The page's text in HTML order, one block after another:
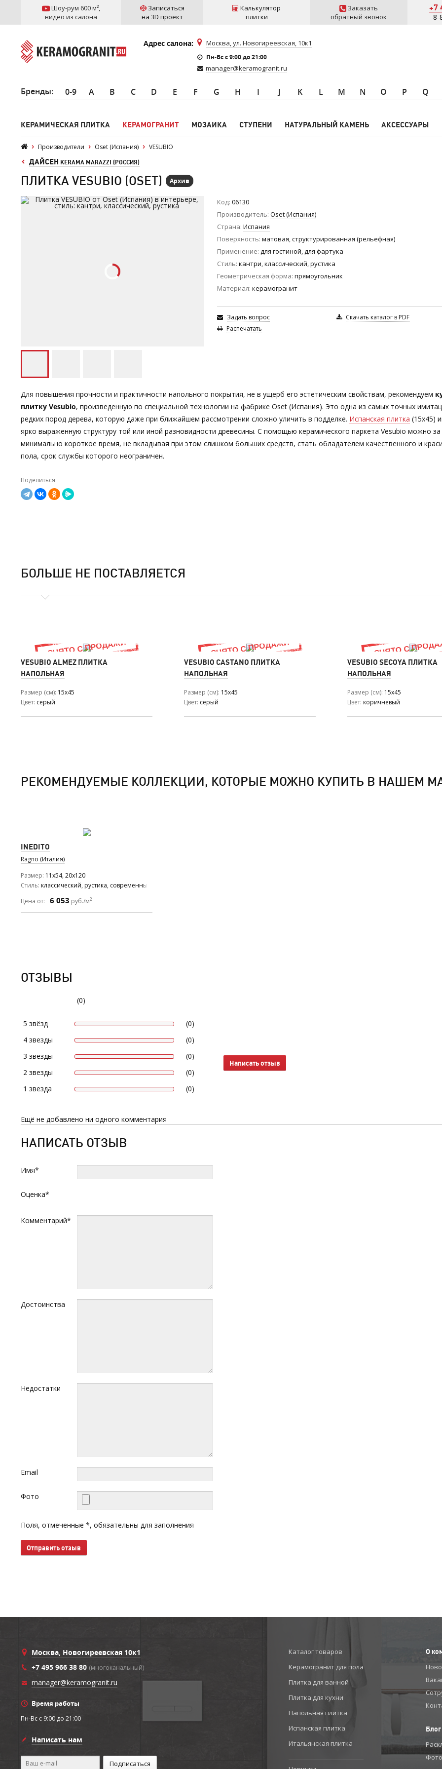
Шоу-рум 600 м²,
видео из салона
Записаться
на 3D проект
Калькулятор
плитки
Заказать
обратный звонок
+7
8-
Адрес салона: Москва, ул. Новогиреевская, 10к1
Пн-Вс c 9:00 до 21:00
manager@keramogranit.ru
Бренды: 0-9 A B C D E F G H I J K L M N O P Q
КЕРАМИЧЕСКАЯ ПЛИТКА КЕРАМОГРАНИТ МОЗАИКА СТУПЕНИ НАТУРАЛЬНЫЙ КАМЕНЬ АКСЕССУАРЫ
Производители Oset (Испания) VESUBIO
ДАЙСЕН KERAMA MARAZZI (РОССИЯ)
ПЛИТКА VESUBIO (OSET) Архив
Код 06130
Производитель Oset (Испания)
Страна Испания
Поверхность матовая, структурированная (рельефная)
Применение для гостиной, для фартука
Стиль кантри, классический, рустика
Геометрическая форма прямоугольник
Материал керамогранит
Задать вопрос
Скачать каталог в PDF
Распечатать
Для повышения прочности и практичности напольного покрытия, не в ущерб его эстетическим свойствам, рекомендуем
плитку Vesubio, произведенную по специальной технологии на фабрике Oset (Испания). Это одна из самых точных
редких пород дерева, которую даже при ближайшем рассмотрении сложно уличить в подделке. Испанская плитка (15х45)
ярко выраженную структуру той или иной разновидности древесины. С помощью керамического паркета Vesubio можно за
минимально короткое время, не вкладывая при этом слишком больших средств, стать обладателем качественного и
пола, срок службы которого неограничен.
Поделиться
БОЛЬШЕ НЕ ПОСТАВЛЯЕТСЯ
VESUBIO ALMEZ ПЛИТКА
НАПОЛЬНАЯ
Размер (см) 15x45
Цвет серый
VESUBIO CASTANO ПЛИТКА
НАПОЛЬНАЯ
Размер (см) 15x45
Цвет серый
VESUBIO SECOYA ПЛИТКА
НАПОЛЬНАЯ
Размер (см) 15x45
Цвет коричневый
РЕКОМЕНДУЕМЫЕ КОЛЛЕКЦИИ, КОТОРЫЕ МОЖНО КУПИТЬ В НАШЕМ
INEDITO
Ragno (Италия)
Размер 11x54, 20x120
Стиль классический, рустика, современный
Цена от:
6 053 руб./м2
ОТЗЫВЫ
(0)
5 звёзд
(0)
4 звезды
(0)
3 звезды
(0)
2 звезды
(0)
1 звезда
(0)
Написать отзыв
Ещё не добавлено ни одного комментария
НАПИСАТЬ ОТЗЫВ
Имя*
Оценка*
Комментарий*
Достоинства
Недостатки
Email
Фото
Поля, отмеченные *, обязательны для заполнения
Отправить отзыв
Москва, Новогиреевская 10к1
+7 495 966 38 80 (многоканальный)
manager@keramogranit.ru
Время работы
Пн-Вс c 9:00 до 21:00
Написать нам
Каталог товаров
Керамогранит для пола
Плитка для ванной
Плитка для кухни
Напольная плитка
Испанская плитка
Итальянская плитка
О